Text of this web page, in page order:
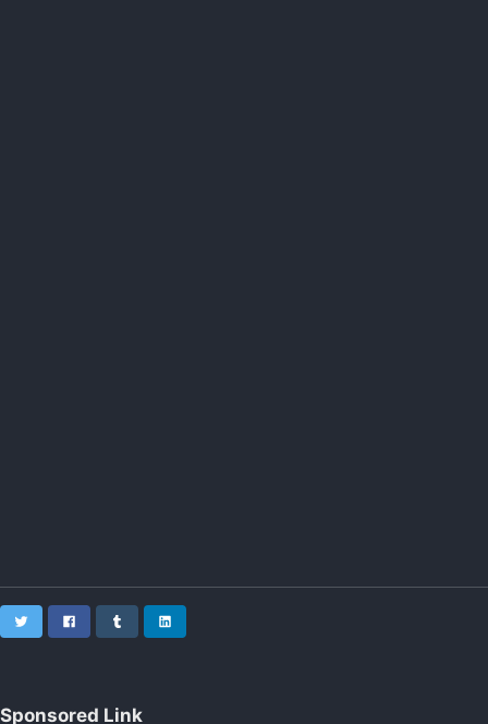
Twitter FacebookTumblr
Sponsored Link